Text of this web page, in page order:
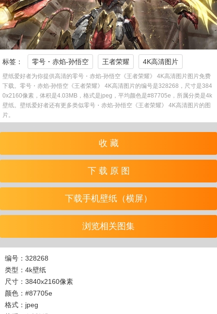
标签： 零号・赤焰-孙悟空 王者荣耀 4K高清图片
壁纸爱好者为你提供高清的零号・赤焰-孙悟空《王者荣耀》 4K高清图片图片免费
下载。零号・赤焰-孙悟空《王者荣耀》 4K高清图片的编号是328268，尺寸是384
0x2160像素，体积是4.03MB，格式是jpeg，平均颜色是#87705e，所属分类是4k
壁纸。壁纸爱好者还有更多类似零号・赤焰-孙悟空《王者荣耀》 4K高清图片的图
片。
收 藏
下 载 原 图
下载手机壁纸（横屏）
浏览相关图集
编号：328268
类型：4k壁纸
尺寸：3840x2160像素
颜色：#87705e
格式：jpeg